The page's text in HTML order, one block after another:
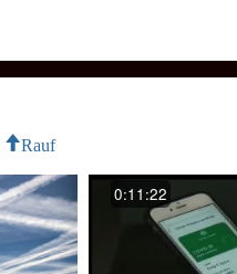
Rauf
0:11:22